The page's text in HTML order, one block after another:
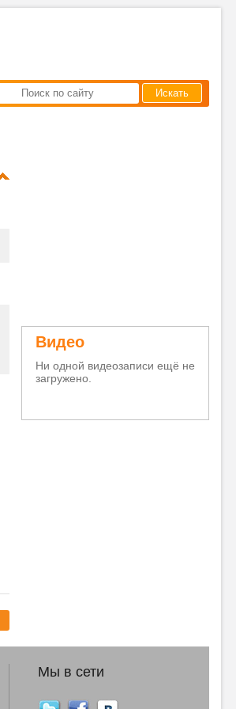
Искать
Видео
Ни одной видеозаписи ещё не
загружено.
Мы в сети